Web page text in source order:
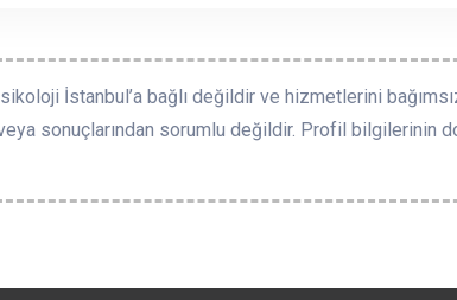
İstanbul’a bağlı değildir ve hizmetlerini
sonuçlarından sorumlu değildir. Profil bilgilerinin